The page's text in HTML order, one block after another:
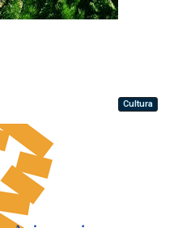
Cultura